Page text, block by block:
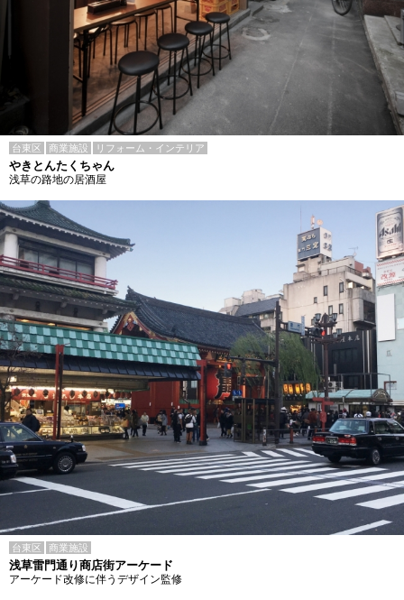
台東区 商業施設 リフォーム・インテリア
やきとんたくちゃん
浅草の路地の居酒屋
台東区 商業施設
浅草雷門通り商店街アーケード
アーケード改修に伴うデザイン監修